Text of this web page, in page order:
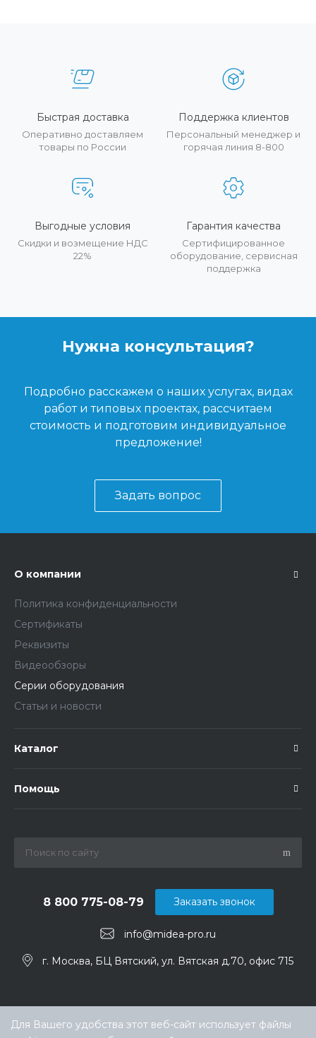
Быстрая доставка
Оперативно доставляем
товары по России
Поддержка клиентов
Персональный менеджер и
горячая линия 8-800
Выгодные условия
Скидки и возмещение НДС
22%
Гарантия качества
Сертифицированное
оборудование, сервисная
поддержка
Нужна консультация?
Подробно расскажем о наших услугах, видах
работ и типовых проектах, рассчитаем
стоимость и подготовим индивидуальное
предложение!
Задать вопрос
О компании
Политика конфиденциальности
Сертификаты
Реквизиты
Видеообзоры
Серии оборудования
Статьи и новости
Каталог
Помощь
info@midea-pro.ru
8 800 775-08-79
г. Москва, БЦ Вятский, ул. Вятская д.70, офис 715
Заказать звонок
Для Вашего удобства этот веб-сайт использует файлы